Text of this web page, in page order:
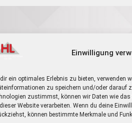
Einwilligung
ein optimales Erlebnis zu bieten, verwenden
zu speichern und/oder darauf
zustimmst, können wir Daten wie das
Website verarbeiten. Wenn du deine
können bestimmte Merkmale und